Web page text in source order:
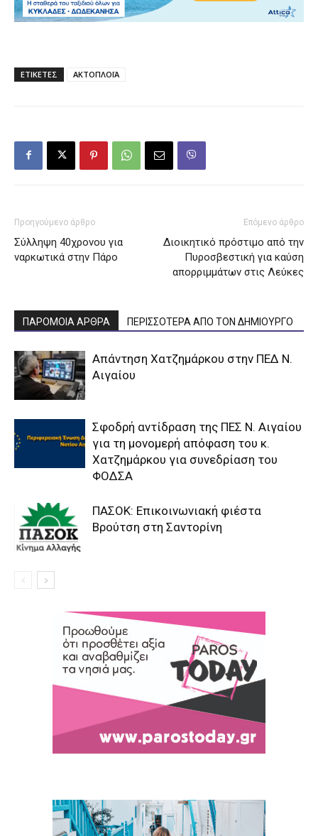
ΕΤΙΚΕΤΕΣ ΑΚΤΟΠΛΟΪΑ
Προηγούμενο άρθρο
Σύλληψη 40χρονου για
ναρκωτικά στην Πάρο
Επόμενο άρθρο
Διοικητικό πρόστιμο από την
Πυροσβεστική για καύση
απορριμμάτων στις Λεύκες
ΠΑΡΟΜΟΙΑ ΑΡΘΡΑ ΠΕΡΙΣΣΟΤΕΡΑ ΑΠΟ ΤΟΝ ΔΗΜΙΟΥΡΓΟ
Απάντηση Χατζημάρκου στην ΠΕΔ Ν.
Αιγαίου
Σφοδρή αντίδραση της ΠΕΣ Ν. Αιγαίου
για τη μονομερή απόφαση του κ.
Χατζημάρκου για συνεδρίαση του
ΦΟΔΣΑ
ΠΑΣΟΚ: Επικοινωνιακή φιέστα
Βρούτση στη Σαντορίνη